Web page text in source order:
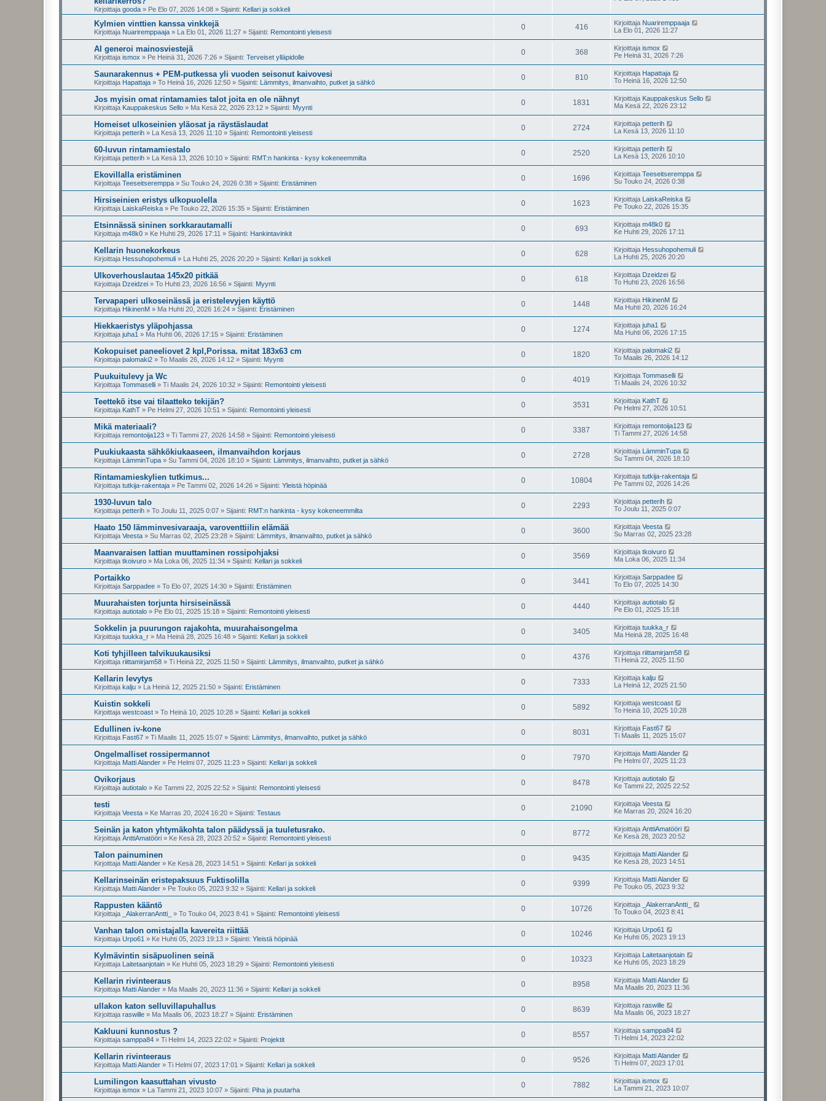
Kirjoittaja gooda » Pe Elo 07, 2026 14:08 » Sijainti: Kellari ja sokkeli
Kylmien vinttien kanssa vinkkejä
Kirjoittaja Nuariremppaaja » La Elo 01, 2026 11:27 » Sijainti: Remontointi yleisesti
0 416 Kirjoittaja Nuariremppaaja
La Elo 01, 2026 11:27
AI generoi mainosviestejä
Kirjoittaja ismox » Pe Heinä 31, 2026 7:26 » Sijainti: Terveiset ylläpidolle
0 368 Kirjoittaja ismox
Pe Heinä 31, 2026 7:26
Saunarakennus + PEM-putkessa yli vuoden seisonut kaivovesi
Kirjoittaja Hapattaja » To Heinä 16, 2026 12:50 » Sijainti: Lämmitys, ilmanvaihto, putket ja sähkö
0 810 Kirjoittaja Hapattaja
To Heinä 16, 2026 12:50
Jos myisin omat rintamamies talot joita en ole nähnyt
Kirjoittaja Kauppakeskus Sello » Ma Kesä 22, 2026 23:12 » Sijainti: Myynti
0 1831 Kirjoittaja Kauppakeskus Sello
Ma Kesä 22, 2026 23:12
Homeiset ulkoseinien yläosat ja räystäslaudat
Kirjoittaja petterih » La Kesä 13, 2026 11:10 » Sijainti: Remontointi yleisesti
0 2724 Kirjoittaja petterih
La Kesä 13, 2026 11:10
60-luvun rintamamiestalo
Kirjoittaja petterih » La Kesä 13, 2026 10:10 » Sijainti: RMT:n hankinta - kysy kokeneemmilta
0 2520 Kirjoittaja petterih
La Kesä 13, 2026 10:10
Ekovillalla eristäminen
Kirjoittaja Teeseitseremppa » Su Touko 24, 2026 0:38 » Sijainti: Eristäminen
0 1696 Kirjoittaja Teeseitseremppa
Su Touko 24, 2026 0:38
Hirsiseinien eristys ulkopuolella
Kirjoittaja LaiskaReiska » Pe Touko 22, 2026 15:35 » Sijainti: Eristäminen
0 1623 Kirjoittaja LaiskaReiska
Pe Touko 22, 2026 15:35
Etsinnässä sininen sorkkarautamalli
Kirjoittaja m48k0 » Ke Huhti 29, 2026 17:11 » Sijainti: Hankintavinkit
0 693 Kirjoittaja m48k0
Ke Huhti 29, 2026 17:11
Kellarin huonekorkeus
Kirjoittaja Hessuhopohemuli » La Huhti 25, 2026 20:20 » Sijainti: Kellari ja sokkeli
0 628 Kirjoittaja Hessuhopohemuli
La Huhti 25, 2026 20:20
Ulkoverhouslautaa 145x20 pitkää
Kirjoittaja Dzeidzei » To Huhti 23, 2026 16:56 » Sijainti: Myynti
0 618 Kirjoittaja Dzeidzei
To Huhti 23, 2026 16:56
Tervapaperi ulkoseinässä ja eristelevyjen käyttö
Kirjoittaja HikinenM » Ma Huhti 20, 2026 16:24 » Sijainti: Eristäminen
0 1448 Kirjoittaja HikinenM
Ma Huhti 20, 2026 16:24
Hiekkaeristys yläpohjassa
Kirjoittaja juha1 » Ma Huhti 06, 2026 17:15 » Sijainti: Eristäminen
0 1274 Kirjoittaja juha1
Ma Huhti 06, 2026 17:15
Kokopuiset paneeliovet 2 kpl,Porissa. mitat 183x63 cm
Kirjoittaja palomaki2 » To Maalis 26, 2026 14:12 » Sijainti: Myynti
0 1820 Kirjoittaja palomaki2
To Maalis 26, 2026 14:12
Puukuitulevy ja Wc
Kirjoittaja Tommaselli » Ti Maalis 24, 2026 10:32 » Sijainti: Remontointi yleisesti
0 4019 Kirjoittaja Tommaselli
Ti Maalis 24, 2026 10:32
Teettekö itse vai tilaatteko tekijän?
Kirjoittaja KathT » Pe Helmi 27, 2026 10:51 » Sijainti: Remontointi yleisesti
0 3531 Kirjoittaja KathT
Pe Helmi 27, 2026 10:51
Mikä materiaali?
Kirjoittaja remontoija123 » Ti Tammi 27, 2026 14:58 » Sijainti: Remontointi yleisesti
0 3387 Kirjoittaja remontoija123
Ti Tammi 27, 2026 14:58
Puukiukaasta sähkökiukaaseen, ilmanvaihdon korjaus
Kirjoittaja LämminTupa » Su Tammi 04, 2026 18:10 » Sijainti: Lämmitys, ilmanvaihto, putket ja sähkö
0 2728 Kirjoittaja LämminTupa
Su Tammi 04, 2026 18:10
Rintamamieskylien tutkimus...
Kirjoittaja tutkija-rakentaja » Pe Tammi 02, 2026 14:26 » Sijainti: Yleistä höpinää
0 10804 Kirjoittaja tutkija-rakentaja
Pe Tammi 02, 2026 14:26
1930-luvun talo
Kirjoittaja petterih » To Joulu 11, 2025 0:07 » Sijainti: RMT:n hankinta - kysy kokeneemmilta
0 2293 Kirjoittaja petterih
To Joulu 11, 2025 0:07
Haato 150 lämminvesivaraaja, varoventtiilin elämää
Kirjoittaja Veesta » Su Marras 02, 2025 23:28 » Sijainti: Lämmitys, ilmanvaihto, putket ja sähkö
0 3600 Kirjoittaja Veesta
Su Marras 02, 2025 23:28
Maanvaraisen lattian muuttaminen rossipohjaksi
Kirjoittaja tkoivuro » Ma Loka 06, 2025 11:34 » Sijainti: Kellari ja sokkeli
0 3569 Kirjoittaja tkoivuro
Ma Loka 06, 2025 11:34
Portaikko
Kirjoittaja Sarppadee » To Elo 07, 2025 14:30 » Sijainti: Eristäminen
0 3441 Kirjoittaja Sarppadee
To Elo 07, 2025 14:30
Muurahaisten torjunta hirsiseinässä
Kirjoittaja autiotalo » Pe Elo 01, 2025 15:18 » Sijainti: Remontointi yleisesti
0 4440 Kirjoittaja autiotalo
Pe Elo 01, 2025 15:18
Sokkelin ja puurungon rajakohta, muurahaisongelma
Kirjoittaja tuukka_r » Ma Heinä 28, 2025 16:48 » Sijainti: Kellari ja sokkeli
0 3405 Kirjoittaja tuukka_r
Ma Heinä 28, 2025 16:48
Koti tyhjilleen talvikuukausiksi
Kirjoittaja riittamirjam58 » Ti Heinä 22, 2025 11:50 » Sijainti: Lämmitys, ilmanvaihto, putket ja sähkö
0 4376 Kirjoittaja riittamirjam58
Ti Heinä 22, 2025 11:50
Kellarin levytys
Kirjoittaja kalju » La Heinä 12, 2025 21:50 » Sijainti: Eristäminen
0 7333 Kirjoittaja kalju
La Heinä 12, 2025 21:50
Kuistin sokkeli
Kirjoittaja westcoast » To Heinä 10, 2025 10:28 » Sijainti: Kellari ja sokkeli
0 5892 Kirjoittaja westcoast
To Heinä 10, 2025 10:28
Edullinen iv-kone
Kirjoittaja Fast67 » Ti Maalis 11, 2025 15:07 » Sijainti: Lämmitys, ilmanvaihto, putket ja sähkö
0 8031 Kirjoittaja Fast67
Ti Maalis 11, 2025 15:07
Ongelmalliset rossipermannot
Kirjoittaja Matti Alander » Pe Helmi 07, 2025 11:23 » Sijainti: Kellari ja sokkeli
0 7970 Kirjoittaja Matti Alander
Pe Helmi 07, 2025 11:23
Ovikorjaus
Kirjoittaja autiotalo » Ke Tammi 22, 2025 22:52 » Sijainti: Remontointi yleisesti
0 8478 Kirjoittaja autiotalo
Ke Tammi 22, 2025 22:52
testi
Kirjoittaja Veesta » Ke Marras 20, 2024 16:20 » Sijainti: Testaus
0 21090 Kirjoittaja Veesta
Ke Marras 20, 2024 16:20
Seinän ja katon yhtymäkohta talon päädyssä ja tuuletusrako.
Kirjoittaja AnttiAmatööri » Ke Kesä 28, 2023 20:52 » Sijainti: Remontointi yleisesti
0 8772 Kirjoittaja AnttiAmatööri
Ke Kesä 28, 2023 20:52
Talon painuminen
Kirjoittaja Matti Alander » Ke Kesä 28, 2023 14:51 » Sijainti: Kellari ja sokkeli
0 9435 Kirjoittaja Matti Alander
Ke Kesä 28, 2023 14:51
Kellarinseinän eristepaksuus Fuktisolilla
Kirjoittaja Matti Alander » Pe Touko 05, 2023 9:32 » Sijainti: Kellari ja sokkeli
0 9399 Kirjoittaja Matti Alander
Pe Touko 05, 2023 9:32
Rappusten kääntö
Kirjoittaja _AlakerranAntti_ » To Touko 04, 2023 8:41 » Sijainti: Remontointi yleisesti
0 10726 Kirjoittaja
_AlakerranAntti_
To Touko 04, 2023 8:41
Vanhan talon omistajalla kavereita riittää
Kirjoittaja Urpo61 » Ke Huhti 05, 2023 19:13 » Sijainti: Yleistä höpinää
0 10246 Kirjoittaja Urpo61
Ke Huhti 05, 2023 19:13
Kylmävintin sisäpuolinen seinä
Kirjoittaja Laitetaanjotain » Ke Huhti 05, 2023 18:29 » Sijainti: Remontointi yleisesti
0 10323 Kirjoittaja Laitetaanjotain
Ke Huhti 05, 2023 18:29
Kellarin rivinteeraus
Kirjoittaja Matti Alander » Ma Maalis 20, 2023 11:36 » Sijainti: Kellari ja sokkeli
0 8958 Kirjoittaja Matti Alander
Ma Maalis 20, 2023 11:36
ullakon katon selluvillapuhallus
Kirjoittaja raswille » Ma Maalis 06, 2023 18:27 » Sijainti: Eristäminen
0 8639 Kirjoittaja raswille
Ma Maalis 06, 2023 18:27
Kakluuni kunnostus ?
Kirjoittaja samppa84 » Ti Helmi 14, 2023 22:02 » Sijainti: Projektit
0 8557 Kirjoittaja samppa84
Ti Helmi 14, 2023 22:02
Kellarin rivinteeraus
Kirjoittaja Matti Alander » Ti Helmi 07, 2023 17:01 » Sijainti: Kellari ja sokkeli
0 9526 Kirjoittaja Matti Alander
Ti Helmi 07, 2023 17:01
Lumilingon kaasuttahan vivusto
Kirjoittaja ismox » La Tammi 21, 2023 10:07 » Sijainti: Piha ja puutarha
0 7882 Kirjoittaja ismox
La Tammi 21, 2023 10:07